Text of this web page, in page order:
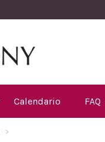
Calendario FAQ